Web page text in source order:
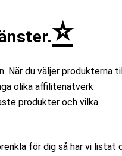
⭐
När du väljer produkterna
olika affilitenätverk
produkter och vilka
för dig så har vi listat